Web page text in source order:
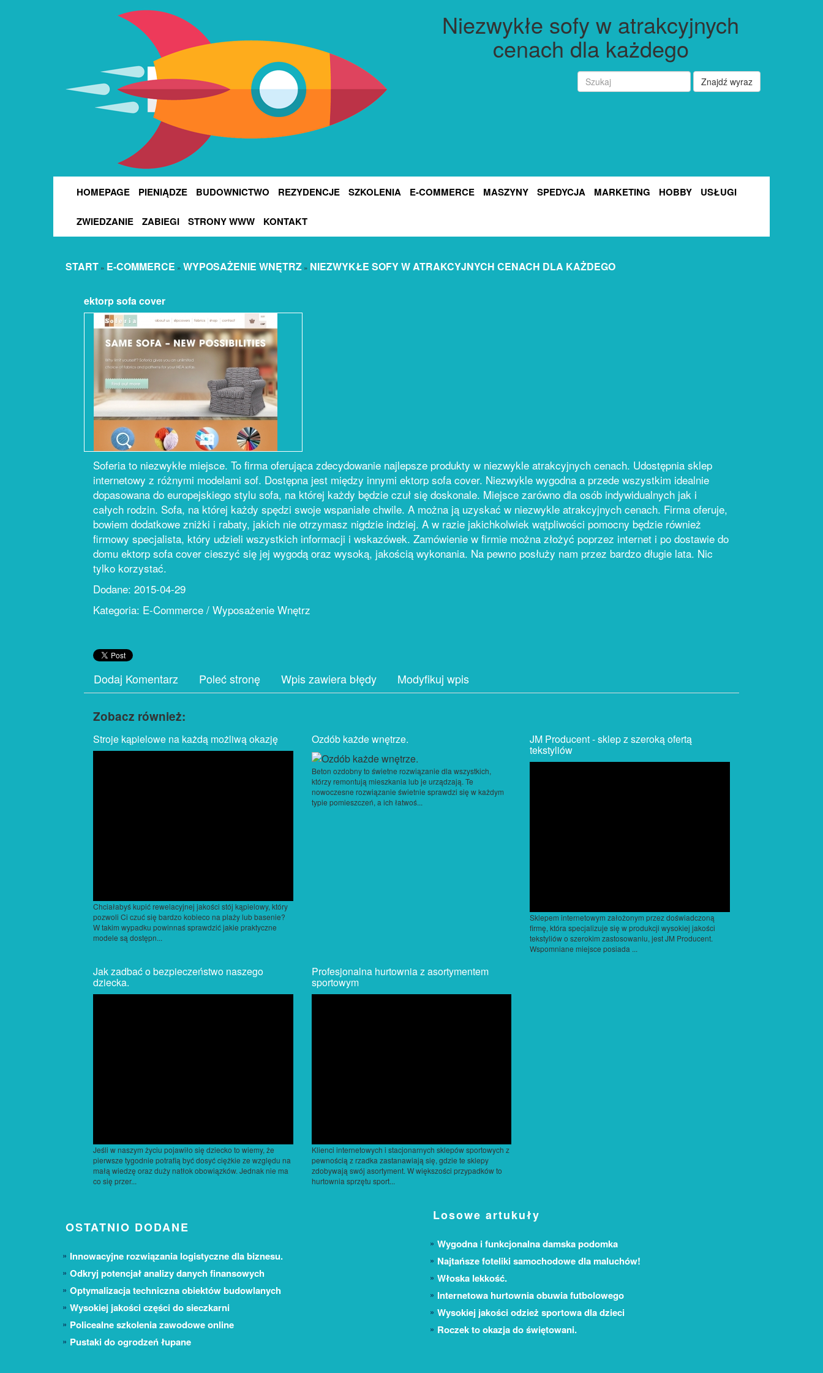
Niezwykłe sofy w atrakcyjnych
cenach dla każdego
Znajdź wyraz
HOMEPAGE PIENIĄDZE BUDOWNICTWO REZYDENCJE SZKOLENIA E-COMMERCE MASZYNY SPEDYCJA MARKETING HOBBY USŁUGI
ZWIEDZANIE ZABIEGI STRONY WWW KONTAKT
START » E-COMMERCE » WYPOSAŻENIE WNĘTRZ » NIEZWYKŁE SOFY W ATRAKCYJNYCH CENACH DLA KAŻDEGO
ektorp sofa cover
Soferia to niezwykłe miejsce. To firma oferująca zdecydowanie najlepsze produkty w niezwykle atrakcyjnych cenach. Udostępnia sklep
internetowy z różnymi modelami sof. Dostępna jest między innymi ektorp sofa cover. Niezwykle wygodna a przede wszystkim idealnie
dopasowana do europejskiego stylu sofa, na której każdy będzie czuł się doskonale. Miejsce zarówno dla osób indywidualnych jak i
całych rodzin. Sofa, na której każdy spędzi swoje wspaniałe chwile. A można ją uzyskać w niezwykle atrakcyjnych cenach. Firma oferuje,
bowiem dodatkowe zniżki i rabaty, jakich nie otrzymasz nigdzie indziej. A w razie jakichkolwiek wątpliwości pomocny będzie również
firmowy specjalista, który udzieli wszystkich informacji i wskazówek. Zamówienie w firmie można złożyć poprzez internet i po dostawie do
domu ektorp sofa cover cieszyć się jej wygodą oraz wysoką, jakością wykonania. Na pewno posłuży nam przez bardzo długie lata. Nic
tylko korzystać.
Dodane: 2015-04-29
Kategoria: E-Commerce / Wyposażenie Wnętrz
Dodaj Komentarz Poleć stronę Wpis zawiera błędy Modyfikuj wpis
Zobacz również:
Stroje kąpielowe na każdą możliwą okazję
Chciałabyś kupić rewelacyjnej jakości stój kąpielowy, który
pozwoli Ci czuć się bardzo kobieco na plaży lub basenie?
W takim wypadku powinnaś sprawdzić jakie praktyczne
modele są dostępn...
Ozdób każde wnętrze.
Beton ozdobny to świetne rozwiązanie dla wszystkich,
którzy remontują mieszkania lub je urządzają. Te
nowoczesne rozwiązanie świetnie sprawdzi się w każdym
typie pomieszczeń, a ich łatwoś...
JM Producent - sklep z szeroką ofertą
tekstyliów
Sklepem internetowym założonym przez doświadczoną
firmę, która specjalizuje się w produkcji wysokiej jakości
tekstyliów o szerokim zastosowaniu, jest JM Producent.
Wspomniane miejsce posiada ...
Jak zadbać o bezpieczeństwo naszego
dziecka.
Jeśli w naszym życiu pojawiło się dziecko to wiemy, że
pierwsze tygodnie potrafią być dosyć ciężkie ze względu na
małą wiedzę oraz duży natłok obowiązków. Jednak nie ma
co się przer...
Profesjonalna hurtownia z asortymentem
sportowym
Klienci internetowych i stacjonarnych sklepów sportowych z
pewnością z rzadka zastanawiają się, gdzie te sklepy
zdobywają swój asortyment. W większości przypadków to
hurtownia sprzętu sport...
OSTATNIO DODANE
Innowacyjne rozwiązania logistyczne dla biznesu.
Odkryj potencjał analizy danych finansowych
Optymalizacja techniczna obiektów budowlanych
Wysokiej jakości części do sieczkarni
Policealne szkolenia zawodowe online
Pustaki do ogrodzeń łupane
Losowe artukuły
Wygodna i funkcjonalna damska podomka
Najtańsze foteliki samochodowe dla maluchów!
Włoska lekkość.
Internetowa hurtownia obuwia futbolowego
Wysokiej jakości odzież sportowa dla dzieci
Roczek to okazja do świętowani.